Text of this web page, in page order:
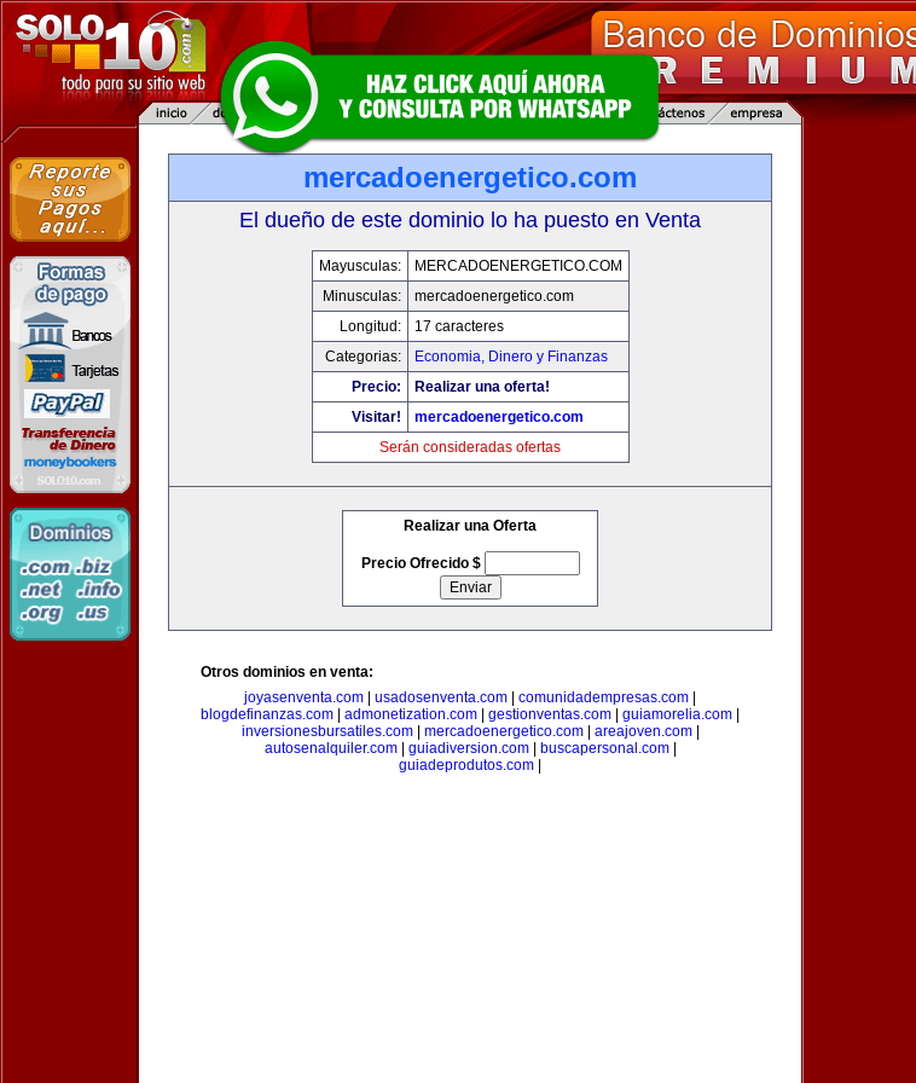
mercadoenergetico.com
El dueño de este dominio lo ha puesto en Venta
Mayusculas:
MERCADOENERGETICO.COM
Minusculas:
mercadoenergetico.com
Longitud:
17 caracteres
Categorias:
Economia, Dinero y Finanzas
Precio:
Realizar una oferta!
Visitar!
mercadoenergetico.com
Serán consideradas ofertas
Realizar una Oferta
Precio Ofrecido $
Otros dominios en venta:
joyasenventa.com
usadosenventa.com comunidadempresas.com
blogdefinanzas.com
admonetization.com gestionventas.com guiamorelia.com
inversionesbursatiles.com| mercadoenergetico.com| areajoven.com|
autosenalquiler.com| guiadiversion.com| buscapersonal.com|
guiadeprodutos.com